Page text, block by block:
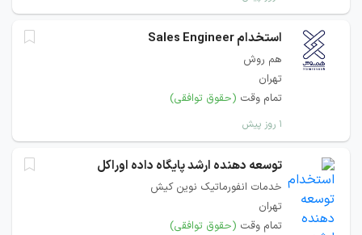
استخدام Sales Engineer
هم روش
تهران
تمام وقت (حقوق توافقی)
۱ روز پیش
توسعه دهنده ارشد پایگاه داده اوراکل
خدمات انفورماتیک نوین کیش
تهران
تمام وقت (حقوق توافقی)